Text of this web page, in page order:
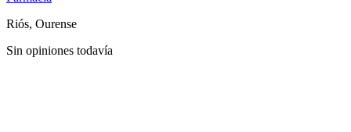
Riós, Ourense
Sin opiniones todavía